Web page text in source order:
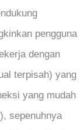
pengguna
dengan
terpisah) yang
yang mudah
sepenuhnya